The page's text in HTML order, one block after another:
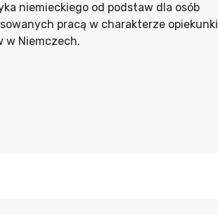
niemieckiego od podstaw dla osób
pracą w charakterze opiekunki
w Niemczech.